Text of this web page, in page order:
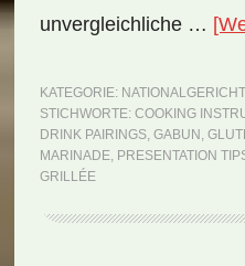
unvergleichliche …
KATEGORIE:
STICHWORTE: COOKING
DRINK PAIRINGS, GABUN ,
MARINADE, PRESENTATION
GRILLÉE